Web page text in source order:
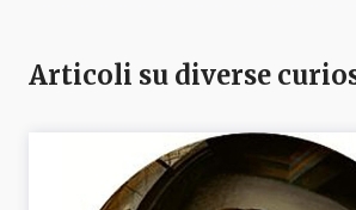
Articoli su diverse